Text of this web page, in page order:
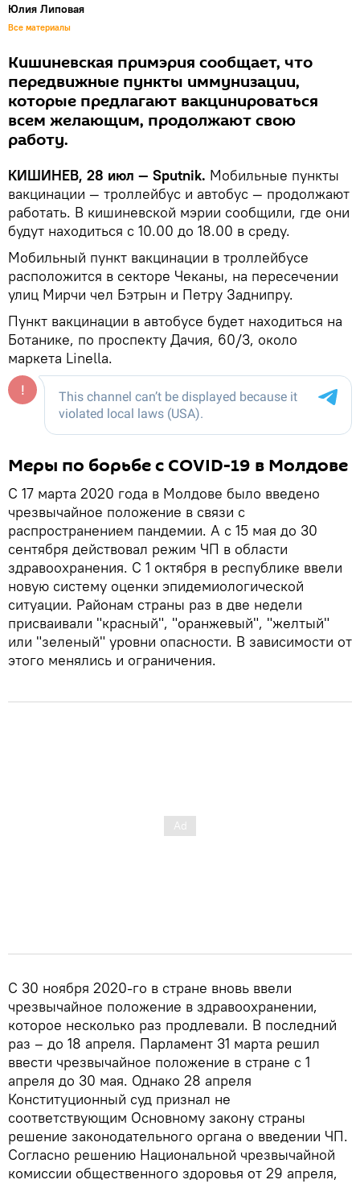
Юлия Липовая
Все материалы
Кишиневская примэрия сообщает, что
передвижные пункты иммунизации,
которые предлагают вакцинироваться
всем желающим, продолжают свою
работу.
КИШИНЕВ, 28 июл — Sputnik. Мобильные пункты
вакцинации — троллейбус и автобус — продолжают
работать. В кишиневской мэрии сообщили, где они
будут находиться с 10.00 до 18.00 в среду.
Мобильный пункт вакцинации в троллейбусе
расположится в секторе Чеканы, на пересечении
улиц Мирчи чел Бэтрын и Петру Заднипру.
Пункт вакцинации в автобусе будет находиться на
Ботанике, по проспекту Дачия, 60/3, около
маркета Linella.
Меры по борьбе с COVID-19 в Молдове
С 17 марта 2020 года в Молдове было введено
чрезвычайное положение в связи с
распространением пандемии. А с 15 мая до 30
сентября действовал режим ЧП в области
здравоохранения. С 1 октября в республике ввели
новую систему оценки эпидемиологической
ситуации. Районам страны раз в две недели
присваивали "красный", "оранжевый", "желтый"
или "зеленый" уровни опасности. В зависимости от
этого менялись и ограничения.
С 30 ноября 2020-го в стране вновь ввели
чрезвычайное положение в здравоохранении,
которое несколько раз продлевали. В последний
раз – до 18 апреля. Парламент 31 марта решил
ввести чрезвычайное положение в стране с 1
апреля до 30 мая. Однако 28 апреля
Конституционный суд признал не
соответствующим Основному закону страны
решение законодательного органа о введении ЧП.
Согласно решению Национальной чрезвычайной
комиссии общественного здоровья от 29 апреля,